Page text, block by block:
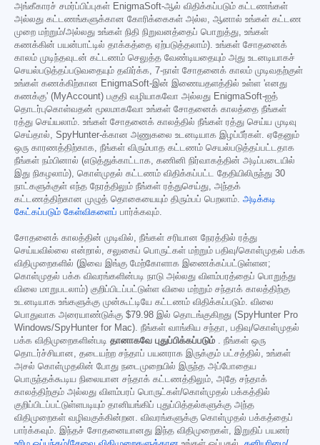
அங்கீகாரச் சமர்ப்பிப்புகள் EnigmaSoft-ஆல் விதிக்கப்படும் கட்டணங்கள்
அல்லது கட்டணங்களுக்கான கோரிக்கைகள் அல்ல, ஆனால் உங்கள் கட்டண
முறை மற்றும்/அல்லது உங்கள் நிதி நிறுவனத்தைப் பொறுத்து, உங்கள்
கணக்கின் பயன்பாட்டில் தாக்கத்தை ஏற்படுத்தலாம்). உங்கள் சோதனைக்
காலம் முடிந்தவுடன் கட்டணம் செலுத்த வேண்டியதையும் அது உடனடியாகச்
செயல்படுத்தப்படுவதையும் தவிர்க்க, 7-நாள் சோதனைக் காலம் முடிவதற்குள்
உங்கள் கணக்கிற்கான EnigmaSoft-இன் இணையதளத்தில் உள்ள 'எனது
கணக்கு' (MyAccount) பகுதி வழியாகவோ அல்லது EnigmaSoft-ஐத்
தொடர்புகொள்வதன் மூலமாகவோ உங்கள் சோதனைக் காலத்தை நீங்கள்
ரத்து செய்யலாம். உங்கள் சோதனைக் காலத்தில் நீங்கள் ரத்து செய்ய முடிவு
செய்தால், SpyHunter-க்கான அணுகலை உடனடியாக இழப்பீர்கள். ஏதேனும்
ஒரு காரணத்திற்காக, நீங்கள் விரும்பாத கட்டணம் செயல்படுத்தப்பட்டதாக
நீங்கள் நம்பினால் (எடுத்துக்காட்டாக, கணினி நிர்வாகத்தின் அடிப்படையில்
இது நிகழலாம்), கொள்முதல் கட்டணம் விதிக்கப்பட்ட தேதியிலிருந்து 30
நாட்களுக்குள் எந்த நேரத்திலும் நீங்கள் ரத்துசெய்து, அந்தக்
கட்டணத்திற்கான முழுத் தொகையையும் திரும்பப் பெறலாம். அடிக்கடி
கேட்கப்படும் கேள்விகளைப் பார்க்கவும்.
சோதனைக் காலத்தின் முடிவில், நீங்கள் சரியான நேரத்தில் ரத்து
செய்யவில்லை என்றால், சலுகைப் பொருட்கள் மற்றும் பதிவு/கொள்முதல் பக்க
விதிமுறைகளில் (இவை இங்கு மேற்கோளாக இணைக்கப்பட்டுள்ளன;
கொள்முதல் பக்க விவரங்களின்படி நாடு அல்லது விளம்பரத்தைப் பொறுத்து
விலை மாறுபடலாம்) குறிப்பிடப்பட்டுள்ள விலை மற்றும் சந்தாக் காலத்திற்கு
உடனடியாக உங்களுக்கு முன்கூட்டியே கட்டணம் விதிக்கப்படும். விலை
பொதுவாக அரையாண்டுக்கு $79.98 இல் தொடங்குகிறது (SpyHunter Pro
Windows/SpyHunter for Mac). நீங்கள் வாங்கிய சந்தா, பதிவு/கொள்முதல்
பக்க விதிமுறைகளின்படி தானாகவே புதுப்பிக்கப்படும் . நீங்கள் ஒரு
தொடர்ச்சியான, தடையற்ற சந்தாப் பயனராக இருக்கும் பட்சத்தில், உங்கள்
அசல் கொள்முதலின் போது நடைமுறையில் இருந்த அப்போதைய
பொருந்தக்கூடிய நிலையான சந்தாக் கட்டணத்திலும், அதே சந்தாக்
காலத்திற்கும் அல்லது விளம்பரப் பொருட்கள்/கொள்முதல் பக்கத்தில்
குறிப்பிடப்பட்டுள்ளபடியும் தானியங்கிப் புதுப்பித்தல்களுக்கு அந்த
விதிமுறைகள் வழிவகுக்கின்றன. விவரங்களுக்கு கொள்முதல் பக்கத்தைப்
பார்க்கவும். இந்தச் சோதனையானது இந்த விதிமுறைகள், இறுதிப் பயனர்